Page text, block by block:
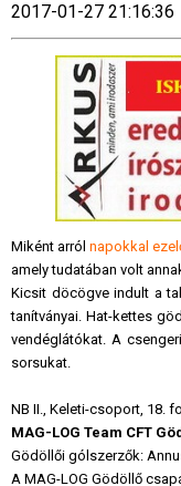
2017-01-27 21:16:36
Miként arrólnapokkal
amely tudatában volt
Kicsit döcögve indult a
tanítványai. Hat-kettes
vendéglátókat. A
sorsukat.
NB II., Keleti-csoport, 18.
MAG-LOG Team CFT
Gödöllői gólszerzők:
A MAG-LOG Gödöllő